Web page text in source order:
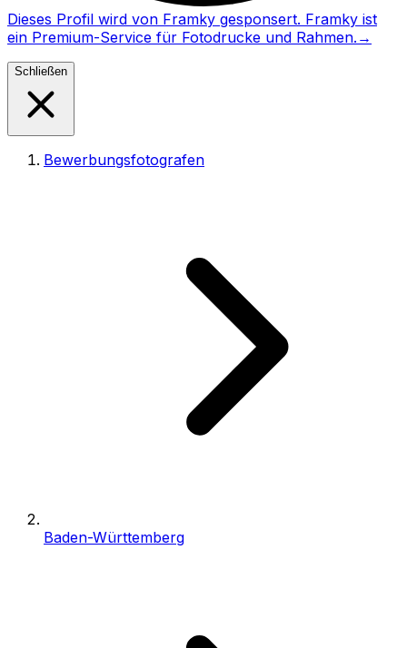
Dieses Profil wird von Framky gesponsert. Framky ist
ein Premium-Service für Fotodrucke und Rahmen. →
Schließen
Bewerbungsfotografen
Baden-Württemberg